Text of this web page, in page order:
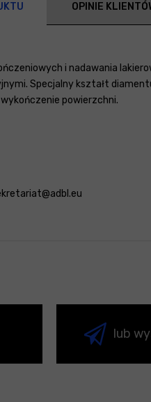
OPINIE
i nadawania
Specjalny kształt
powierzchni.
lub